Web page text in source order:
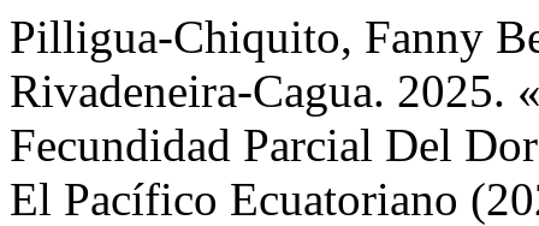
Pilligua-Chiquito, Fanny
Rivadeneira-Cagua. 2025.
Fecundidad Parcial Del
El Pacífico Ecuatoriano